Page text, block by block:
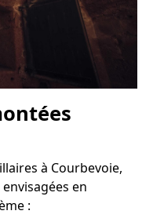
à Courbevoie,
en
: